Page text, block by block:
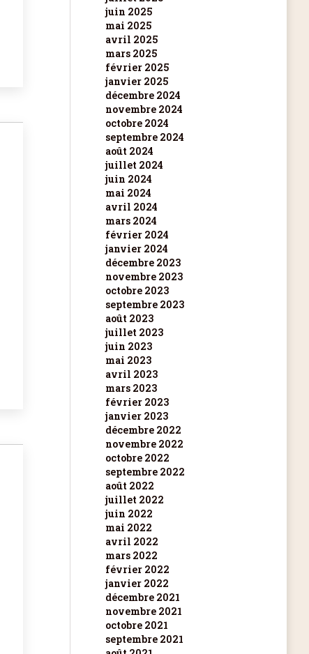
juin 2025
mai 2025
avril 2025
mars 2025
février 2025
janvier 2025
décembre 2024
novembre 2024
octobre 2024
septembre 2024
août 2024
juillet 2024
juin 2024
mai 2024
avril 2024
mars 2024
février 2024
janvier 2024
décembre 2023
novembre 2023
octobre 2023
septembre 2023
août 2023
juillet 2023
juin 2023
mai 2023
avril 2023
mars 2023
février 2023
janvier 2023
décembre 2022
novembre 2022
octobre 2022
septembre 2022
août 2022
juillet 2022
juin 2022
mai 2022
avril 2022
mars 2022
février 2022
janvier 2022
décembre 2021
novembre 2021
octobre 2021
septembre 2021